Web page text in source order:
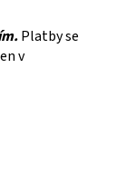
Platby se
v